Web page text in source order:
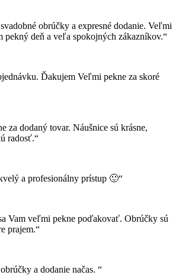
obrúčky a expresné dodanie. Veľmi
pekný deň a veľa spokojných zákazníkov.“
Ďakujem Veľmi pekne za skoré
za dodaný tovar. Náušnice sú krásne,
radosť.“
a profesionálny prístup 🙂“
Vam veľmi pekne poďakovať. Obrúčky sú
prajem.“
a dodanie načas. “